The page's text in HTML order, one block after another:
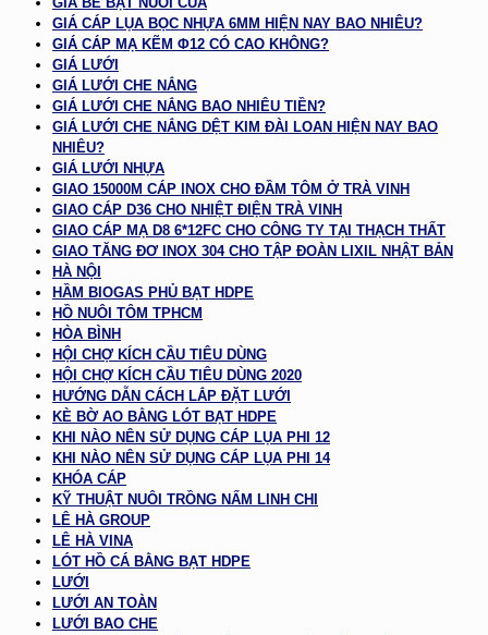
GIÁ CÁP LỤA BỌC NHỰA 6MM HIỆN NAY BAO NHIÊU?
GIÁ CÁP MẠ KẼM Φ12 CÓ CAO KHÔNG?
GIÁ LƯỚI
GIÁ LƯỚI CHE NẮNG
GIÁ LƯỚI CHE NẮNG BAO NHIÊU TIỀN?
GIÁ LƯỚI CHE NẮNG DỆT KIM ĐÀI LOAN HIỆN NAY BAO
NHIÊU?
GIÁ LƯỚI NHỰA
GIAO 15000M CÁP INOX CHO ĐẦM TÔM Ở TRÀ VINH
GIAO CÁP D36 CHO NHIỆT ĐIỆN TRÀ VINH
GIAO CÁP MẠ D8 6*12FC CHO CÔNG TY TẠI THẠCH THẤT
GIAO TĂNG ĐƠ INOX 304 CHO TẬP ĐOÀN LIXIL NHẬT BẢN
HÀ NỘI
HẦM BIOGAS PHỦ BẠT HDPE
HỒ NUÔI TÔM TPHCM
HÒA BÌNH
HỘI CHỢ KÍCH CẦU TIÊU DÙNG
HỘI CHỢ KÍCH CẦU TIÊU DÙNG 2020
HƯỚNG DẪN CÁCH LẮP ĐẶT LƯỚI
KÈ BỜ AO BẰNG LÓT BẠT HDPE
KHI NÀO NÊN SỬ DỤNG CÁP LỤA PHI 12
KHI NÀO NÊN SỬ DỤNG CÁP LỤA PHI 14
KHÓA CÁP
KỸ THUẬT NUÔI TRỒNG NẤM LINH CHI
LÊ HÀ GROUP
LÊ HÀ VINA
LÓT HỒ CÁ BẰNG BẠT HDPE
LƯỚI
LƯỚI AN TOÀN
LƯỚI BAO CHE